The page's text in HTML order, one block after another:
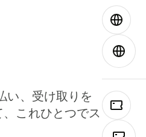
い、受け取りを
これひとつでス